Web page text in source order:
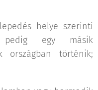
helye szerinti
pedig egy másik
országban történik;